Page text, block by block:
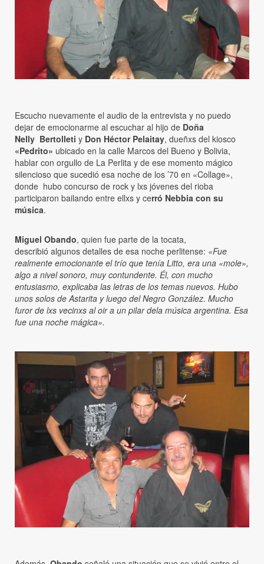
Escucho nuevamente el audio de la entrevista y no puedo
dejar de emocionarme al escuchar al hijo de Doña
Nelly Bertolleti y Don Héctor Pelaitay, dueñxs del kiosco
«Pedrito» ubicado en la calle Marcos del Bueno y Bolivia,
hablar con orgullo de La Perlita y de ese momento mágico
silencioso que sucedió esa noche de los ’70 en «Collage»,
donde hubo concurso de rock y lxs jóvenes del rioba
participaron bailando entre ellxs y cerró Nebbia con su
música.
Miguel Obando, quien fue parte de la tocata,
describió algunos detalles de esa noche perlitense: «Fue
realmente emocionante el trío que tenía Litto, era una «mole»,
algo a nivel sonoro, muy contundente. Él, con mucho
entusiasmo, explicaba las letras de los temas nuevos. Hubo
unos solos de Astarita y luego del Negro González. Mucho
furor de lxs vecinxs al oir a un pilar dela música argentina. Esa
fue una noche mágica».